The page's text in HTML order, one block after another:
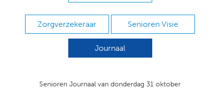
Zorgverzekeraar Senioren Visie
Journaal
Senioren Journaal van donderdag 31 oktober